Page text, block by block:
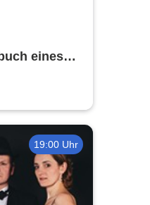
eines
19:00 Uhr